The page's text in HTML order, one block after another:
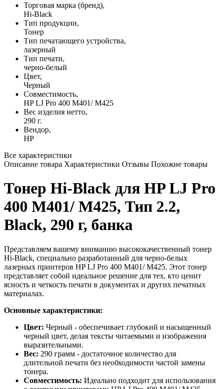
Торговая марка (бренд),
Hi-Black
Тип продукции,
Тонер
Тип печатающего устройства,
лазерный
Тип печати,
черно-белый
Цвет,
Черный
Совместимость,
HP LJ Pro 400 M401/ M425
Вес изделия нетто,
290 г.
Вендор,
HP
Все характеристики
Описание товара Характеристики Отзывы Похожие товары
Тонер Hi-Black для HP LJ Pro
400 M401/ M425, Тип 2.2,
Black, 290 г, банка
Представляем вашему вниманию высококачественный тонер
Hi-Black, специально разработанный для черно-белых
лазерных принтеров HP LJ Pro 400 M401/ M425. Этот тонер
представляет собой идеальное решение для тех, кто ценит
ясность и четкость печати в документах и других печатных
материалах.
Основные характеристики:
Цвет: Черный - обеспечивает глубокий и насыщенный
черный цвет, делая тексты читаемыми и изображения
выразительными.
Вес: 290 грамм - достаточное количество для
длительной печати без необходимости частой замены
тонера.
Совместимость: Идеально подходит для использования